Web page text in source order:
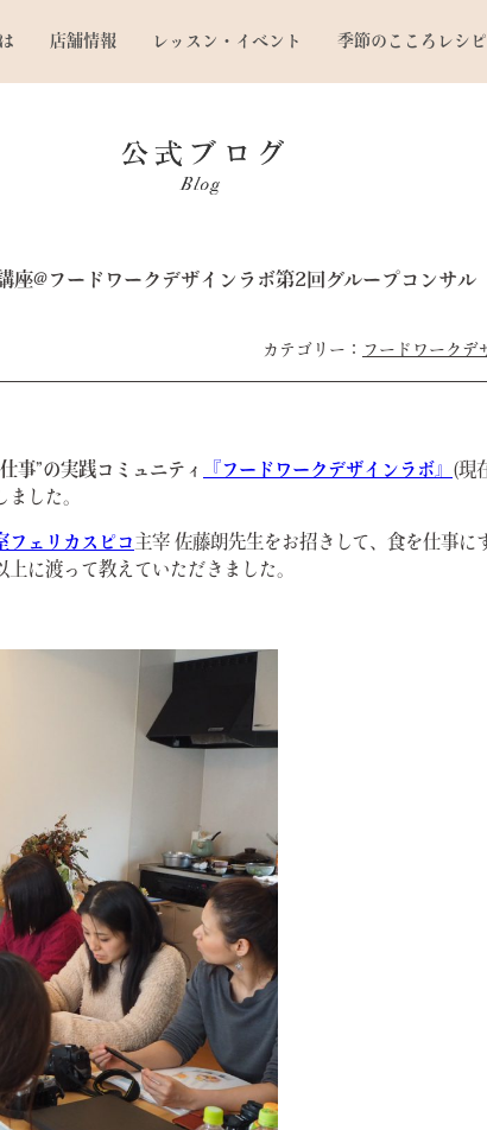
店舗情報 レッスン・イベント 季節のこころレシピ
@フードワークデザインラボ第2回グループコンサル
フードワークデ
事”の実践コミュニティ 『フードワークデザインラボ』 (現
した。
フェリカスピコ主宰 佐藤朗先生をお招きして、食を仕事に
に渡って教えていただきました。